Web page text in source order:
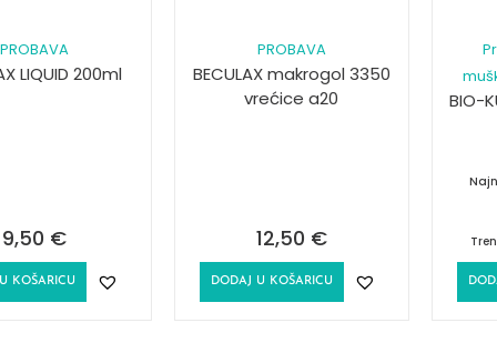
PROBAVA
LIQUID 200ml
9,50 €
KOŠARICU
PROBAVA
BECULAX makrogol 3350
vrećice a20
12,50 €
DODAJ U KOŠARICU
BIO-